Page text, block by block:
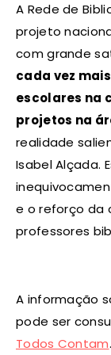
A Rede de
projeto
com grande
cada vez
escolares na
projetos na
realidade
Isabel Alçada.
e o reforço da
professores
A informação
pode ser
Todos Contam.